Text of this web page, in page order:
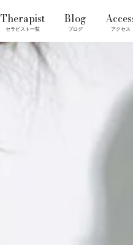
Therapist
セラピスト一覧
Blog
ブログ アクセス